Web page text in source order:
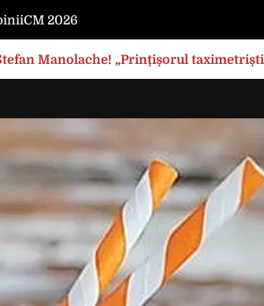
CM 2026
Manolache! „Prințișorul